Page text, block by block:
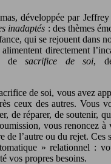
développée par Jeffrey
inadaptés : des thèmes
qui se rejouent dans
directement
desacrifice de soi,
de soi, vous avez
ceux des autres. Vous
de réparer, de soutenir,
vous renoncez à
de l’autre ou du rejet. Ces
» relationnel :
vos propres besoins.